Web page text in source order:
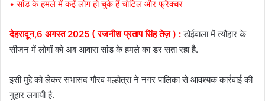
• सांड के हमले में कईं लोग हो चुके हैं चोटिल और फ्रैक्चर
देहरादून,6 अगस्त 2025 ( रजनीश प्रताप सिंह तेज़ ) : डोईवाला में त्यौहार के
सीजन में लोगों को अब आवारा सांड के हमले का डर सता रहा है.
इसी मुद्दे को लेकर सभासद गौरव मल्होत्रा ने नगर पालिका से आवश्यक कार्रवाई की
गुहार लगायी है.